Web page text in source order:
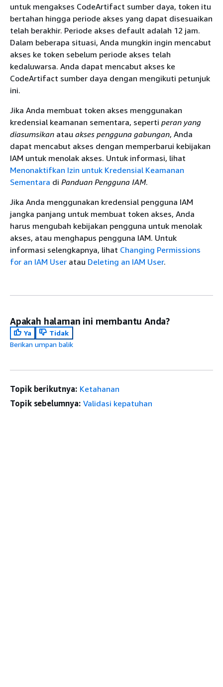
untuk mengakses CodeArtifact sumber daya, token itu
bertahan hingga periode akses yang dapat disesuaikan
telah berakhir. Periode akses default adalah 12 jam.
Dalam beberapa situasi, Anda mungkin ingin mencabut
akses ke token sebelum periode akses telah
kedaluwarsa. Anda dapat mencabut akses ke
CodeArtifact sumber daya dengan mengikuti petunjuk
ini.
Jika Anda membuat token akses menggunakan
kredensial keamanan sementara, seperti peran yang
diasumsikan atau akses pengguna gabungan, Anda
dapat mencabut akses dengan memperbarui kebijakan
IAM untuk menolak akses. Untuk informasi, lihat
Menonaktifkan Izin untuk Kredensial Keamanan
Sementara di Panduan Pengguna IAM.
Jika Anda menggunakan kredensial pengguna IAM
jangka panjang untuk membuat token akses, Anda
harus mengubah kebijakan pengguna untuk menolak
akses, atau menghapus pengguna IAM. Untuk
informasi selengkapnya, lihat Changing Permissions
for an IAM User atau Deleting an IAM User.
Apakah halaman ini membantu Anda?
Ya
Tidak
Berikan umpan balik
Topik berikutnya: Ketahanan
Topik sebelumnya: Validasi kepatuhan